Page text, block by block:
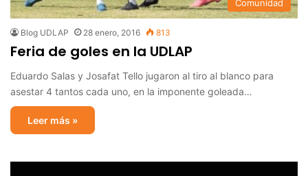
Comunidad
Blog UDLAP 28 enero, 2016 813
Feria de goles en la UDLAP
Eduardo Salas y Josafat Tello jugaron al tiro al blanco para
asestar 4 tantos cada uno, en la imponente goleada…
Leer más »